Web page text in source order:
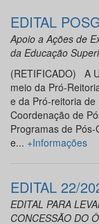
EDITAL
Apoio a Ações de
da Educação
(RETIFICADO) A
meio da Pró-
e da Pró-reitoria
Coordenação de
Programas de
e... +Informações
EDITAL 22/
EDITAL PARA
CONCESSÃO DO